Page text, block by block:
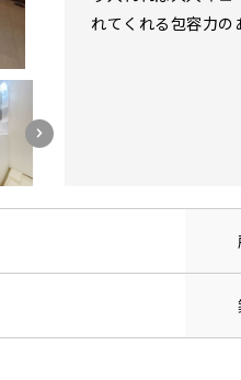
れてくれる包容力の